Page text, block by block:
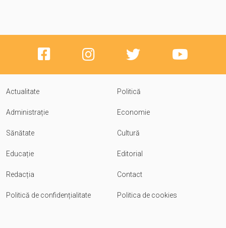
Actualitate Politică
Administrație Economie
Sănătate Cultură
Educație Editorial
Redacția Contact
Politică de confidențialitate Politica de cookies